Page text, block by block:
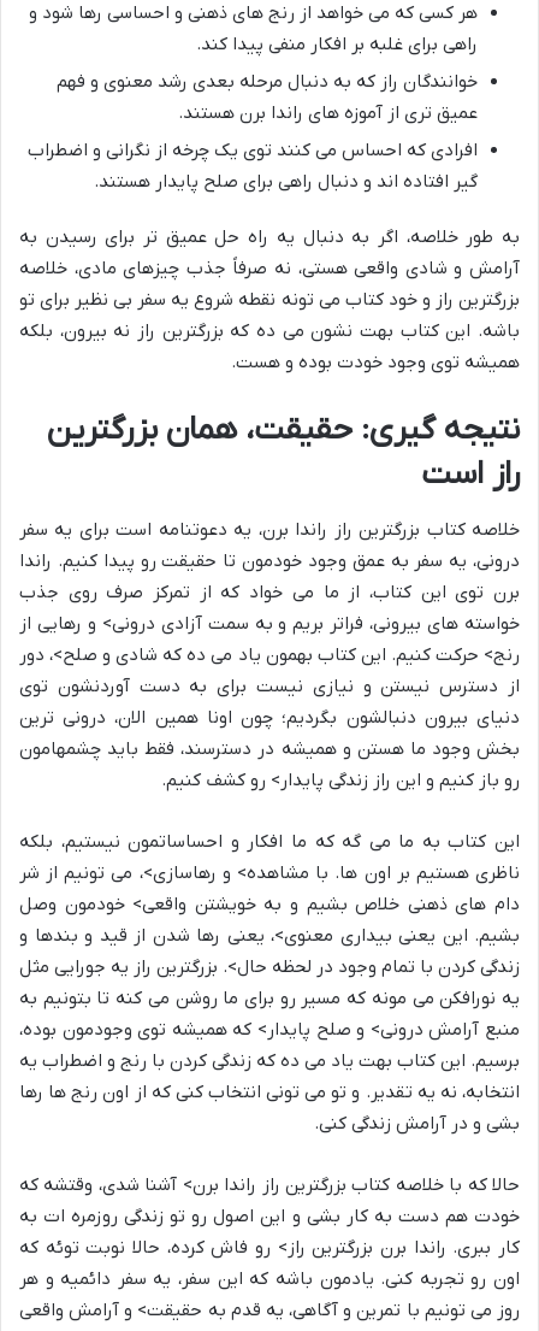
هر کسی که می خواهد از رنج های ذهنی و احساسی رها شود و
راهی برای غلبه بر افکار منفی پیدا کند.
خوانندگان راز که به دنبال مرحله بعدی رشد معنوی و فهم
عمیق تری از آموزه های راندا برن هستند.
افرادی که احساس می کنند توی یک چرخه از نگرانی و اضطراب
گیر افتاده اند و دنبال راهی برای صلح پایدار هستند.
به طور خلاصه، اگر به دنبال یه راه حل عمیق تر برای رسیدن به
آرامش و شادی واقعی هستی، نه صرفاً جذب چیزهای مادی، خلاصه
بزرگترین راز و خود کتاب می تونه نقطه شروع یه سفر بی نظیر برای تو
باشه. این کتاب بهت نشون می ده که بزرگترین راز نه بیرون، بلکه
همیشه توی وجود خودت بوده و هست.
نتیجه گیری: حقیقت، همان بزرگترین
راز است
خلاصه کتاب بزرگترین راز راندا برن، یه دعوتنامه است برای یه سفر
درونی، یه سفر به عمق وجود خودمون تا حقیقترو پیدا کنیم. راندا
برن توی این کتاب، از ما می خواد که از تمرکز صرف روی جذب
خواسته های بیرونی، فراتر بریم و به سمتآزادی درونی> و رهایی از
رنج> حرکت کنیم. این کتاب بهمون یاد می ده که شادی و صلح>، دور
از دسترس نیستن و نیازی نیست برای به دست آوردنشون توی
دنیای بیرون دنبالشون بگردیم؛ چون اونا همین الان، درونی ترین
بخش وجود ما هستن و همیشه در دسترسند، فقط باید چشمهامون
رو باز کنیم و این راز زندگی پایدار> رو کشف کنیم.
این کتاب به ما می گه که ما افکار و احساساتمون نیستیم، بلکه
ناظری هستیم بر اون ها. با مشاهده> و رهاسازی>، می تونیم از شر
دام های ذهنی خلاص بشیم و بهخویشتن واقعی> خودمون وصل
بشیم. این یعنی بیداری معنوی>، یعنی رها شدن از قید و بندها و
زندگی کردن با تمام وجود در لحظه حال>. بزرگترین راز یه جورایی مثل
یه نورافکن می مونه که مسیر رو برای ما روشن می کنه تا بتونیم به
منبع آرامش درونی> و صلح پایدار> که همیشه توی وجودمون بوده،
برسیم. این کتاب بهت یاد می ده که زندگی کردن با رنج و اضطراب یه
انتخابه، نه یه تقدیر. و تو می تونی انتخاب کنی که از اون رنج ها رها
بشی و در آرامش زندگی کنی.
حالا که باخلاصه کتاب بزرگترین راز راندا برن> آشنا شدی، وقتشه که
خودت هم دست به کار بشی و این اصول رو تو زندگی روزمره ات به
کار ببری. راندا برن بزرگترین راز> رو فاش کرده، حالا نوبت توئه که
اون رو تجربه کنی. یادمون باشه که این سفر، یه سفر دائمیه و هر
روز می تونیم با تمرین و آگاهی، یه قدم به حقیقت> و آرامش واقعی